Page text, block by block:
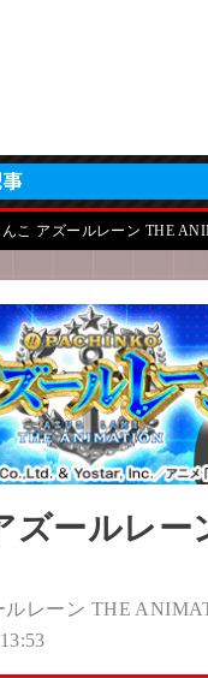
こ アズールレーン THE
ズールレ
レーン THE